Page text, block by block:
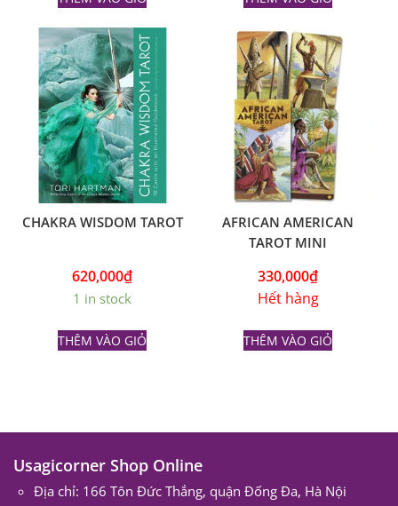
CHAKRA WISDOM TAROT
620,000₫
1 in stock
THÊM VÀO GIỎ
AFRICAN AMERICAN
TAROT MINI
330,000₫
Hết hàng
THÊM VÀO GIỎ
Usagicorner Shop Online
Địa chỉ: 166 Tôn Đức Thắng, quận Đống Đa, Hà Nội